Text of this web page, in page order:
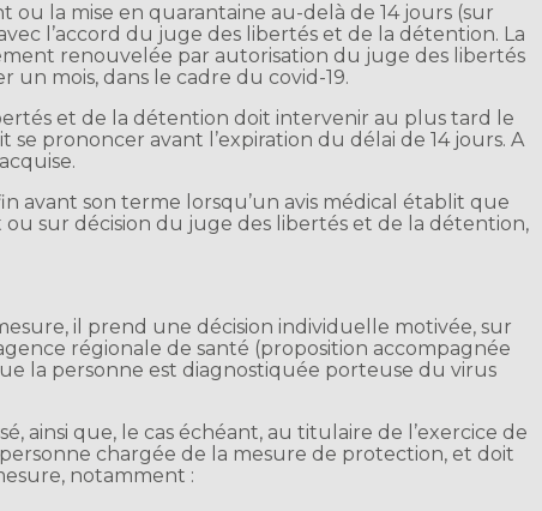
ou la mise en quarantaine au-delà de 14 jours (sur
l’accord du juge des libertés et de la détention. La
renouvelée par autorisation du juge des libertés
mois, dans le cadre du covid-19.
et de la détention doit intervenir au plus tard le
prononcer avant l’expiration du délai de 14 jours. A
avant son terme lorsqu’un avis médical établit que
ou sur décision du juge des libertés et de la détention,
il prend une décision individuelle motivée, sur
régionale de santé (proposition accompagnée
la personne est diagnostiquée porteuse du virus
ainsi que, le cas échéant, au titulaire de l’exercice de
chargée de la mesure de protection, et doit
notamment :